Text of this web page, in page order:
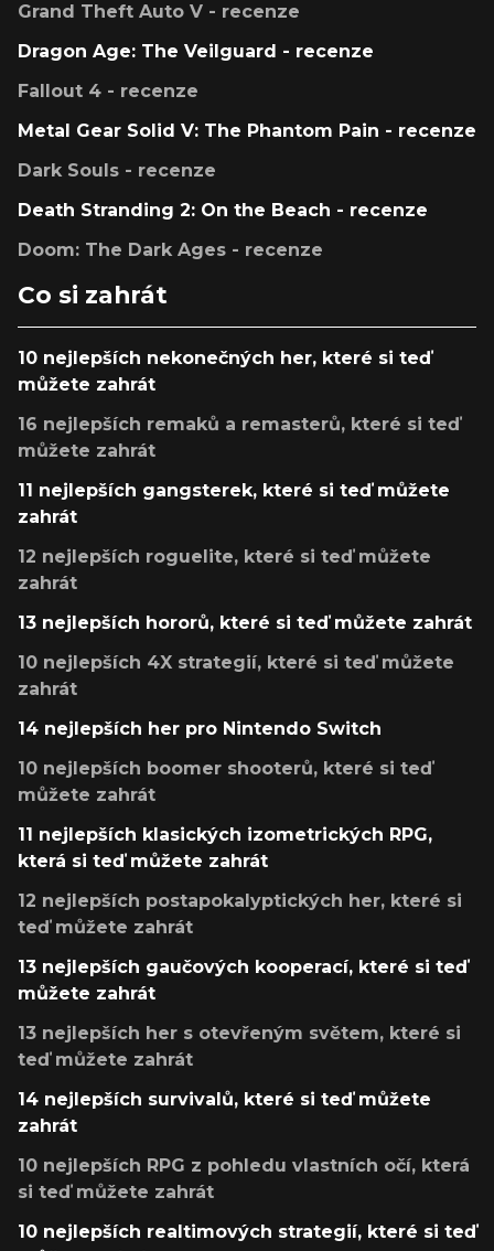
Grand Theft Auto V - recenze
Dragon Age: The Veilguard - recenze
Fallout 4 - recenze
Metal Gear Solid V: The Phantom Pain - recenze
Dark Souls - recenze
Death Stranding 2: On the Beach - recenze
Doom: The Dark Ages - recenze
Co si zahrát
10 nejlepších nekonečných her, které si teď
můžete zahrát
16 nejlepších remaků a remasterů, které si teď
můžete zahrát
11 nejlepších gangsterek, které si teď můžete
zahrát
12 nejlepších roguelite, které si teď můžete
zahrát
13 nejlepších hororů, které si teď můžete zahrát
10 nejlepších 4X strategií, které si teď můžete
zahrát
14 nejlepších her pro Nintendo Switch
10 nejlepších boomer shooterů, které si teď
můžete zahrát
11 nejlepších klasických izometrických RPG,
která si teď můžete zahrát
12 nejlepších postapokalyptických her, které si
teď můžete zahrát
13 nejlepších gaučových kooperací, které si teď
můžete zahrát
13 nejlepších her s otevřeným světem, které si
teď můžete zahrát
14 nejlepších survivalů, které si teď můžete
zahrát
10 nejlepších RPG z pohledu vlastních očí, která
si teď můžete zahrát
10 nejlepších realtimových strategií, které si teď